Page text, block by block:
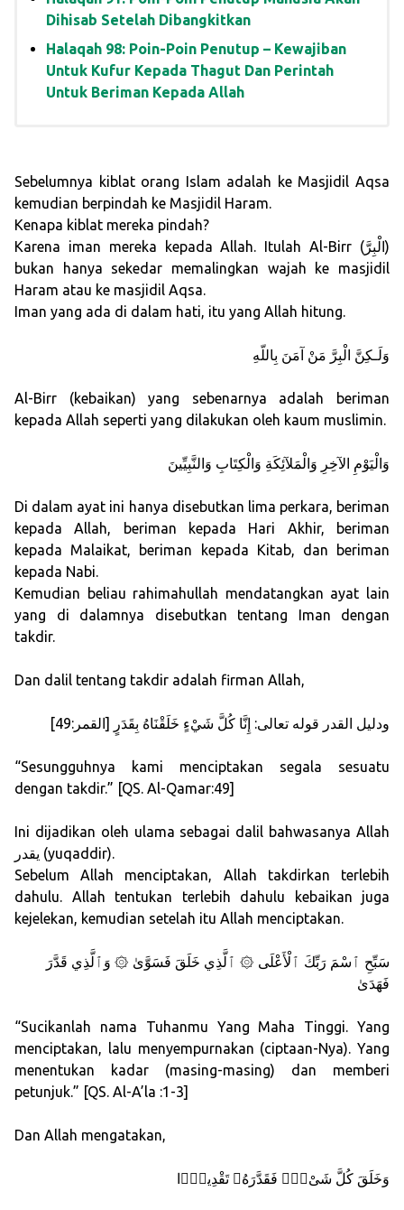
Dihisab Setelah Dibangkitkan
Halaqah 98: Poin-Poin Penutup – Kewajiban
Untuk Kufur Kepada Thagut Dan Perintah
Untuk Beriman Kepada Allah
Sebelumnya kiblat orang Islam adalah ke Masjidil Aqsa
kemudian berpindah ke Masjidil Haram.
Kenapa kiblat mereka pindah?
Karena iman mereka kepada Allah. Itulah Al-Birr (الْبِرَّ)
bukan hanya sekedar memalingkan wajah ke masjidil
Haram atau ke masjidil Aqsa.
Iman yang ada di dalam hati, itu yang Allah hitung.
وَلَـكِنَّ الْبِرَّ مَنْ آمَنَ بِاللّهِ
Al-Birr (kebaikan) yang sebenarnya adalah beriman
kepada Allah seperti yang dilakukan oleh kaum muslimin.
وَالْيَوْمِ الآخِرِ وَالْمَلآئِكَةِ وَالْكِتَابِ وَالنَّبِيِّينَ
Di dalam ayat ini hanya disebutkan lima perkara, beriman
kepada Allah, beriman kepada Hari Akhir, beriman
kepada Malaikat, beriman kepada Kitab, dan beriman
kepada Nabi.
Kemudian beliau rahimahullah mendatangkan ayat lain
yang di dalamnya disebutkan tentang Iman dengan
takdir.
Dan dalil tentang takdir adalah firman Allah,
ودليل القدر قوله تعالى: إِنَّا كُلَّ شَيْءٍ خَلَقْنَاهُ بِقَدَرٍ [القمر:49]
“Sesungguhnya kami menciptakan segala sesuatu
dengan takdir.” [QS. Al-Qamar:49]
Ini dijadikan oleh ulama sebagai dalil bahwasanya Allah
يقدر (yuqaddir).
Sebelum Allah menciptakan, Allah takdirkan terlebih
dahulu. Allah tentukan terlebih dahulu kebaikan juga
kejelekan, kemudian setelah itu Allah menciptakan.
سَبِّحِ ٱسْمَ رَبِّكَ ٱلْأَعْلَى ۞ ٱلَّذِي خَلَقَ فَسَوَّىٰ ۞ وَٱلَّذِي قَدَّرَ
فَهَدَىٰ
“Sucikanlah nama Tuhanmu Yang Maha Tinggi. Yang
menciptakan, lalu menyempurnakan (ciptaan-Nya). Yang
menentukan kadar (masing-masing) dan memberi
petunjuk.” [QS. Al-A’la :1-3]
Dan Allah mengatakan,
وَخَلَقَ كُلَّ شَىْءٍۢ فَقَدَّرَهُۥ تَقْدِيرًۭا